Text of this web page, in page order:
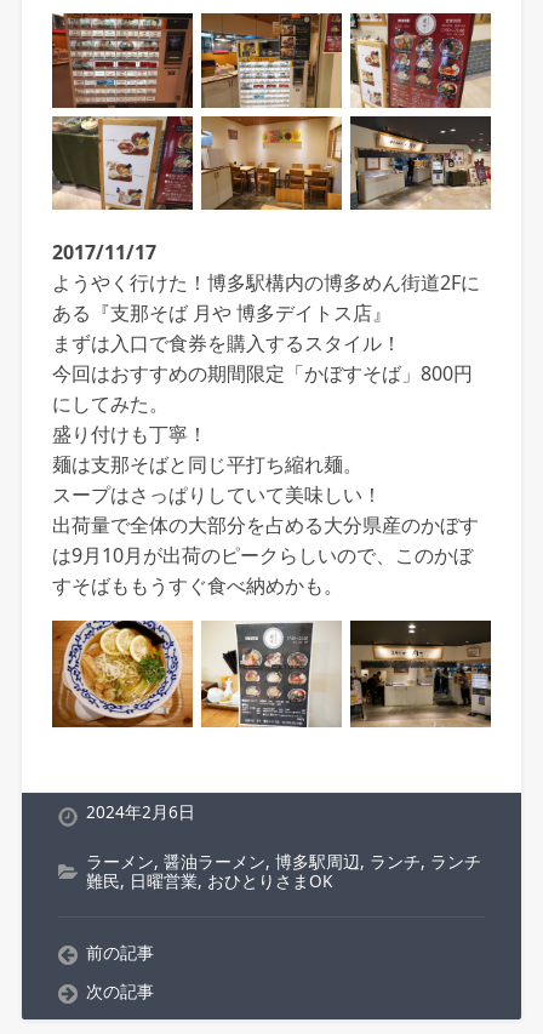
2017/11/17
ようやく行けた！博多駅構内の博多めん街道2Fに
ある『支那そば 月や 博多デイトス店』
まずは入口で食券を購入するスタイル！
今回はおすすめの期間限定「かぼすそば」800円
にしてみた。
盛り付けも丁寧！
麺は支那そばと同じ平打ち縮れ麺。
スープはさっぱりしていて美味しい！
出荷量で全体の大部分を占める大分県産のかぼす
は9月10月が出荷のピークらしいので、このかぼ
すそばももうすぐ食べ納めかも。
2024年2月6日
ラーメン, 醤油ラーメン, 博多駅周辺, ランチ, ランチ
難民, 日曜営業, おひとりさまOK
前の記事
次の記事